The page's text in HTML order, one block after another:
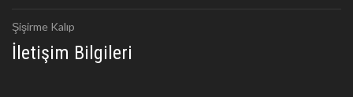
Şişirme Kalıp
İletişim Bilgileri